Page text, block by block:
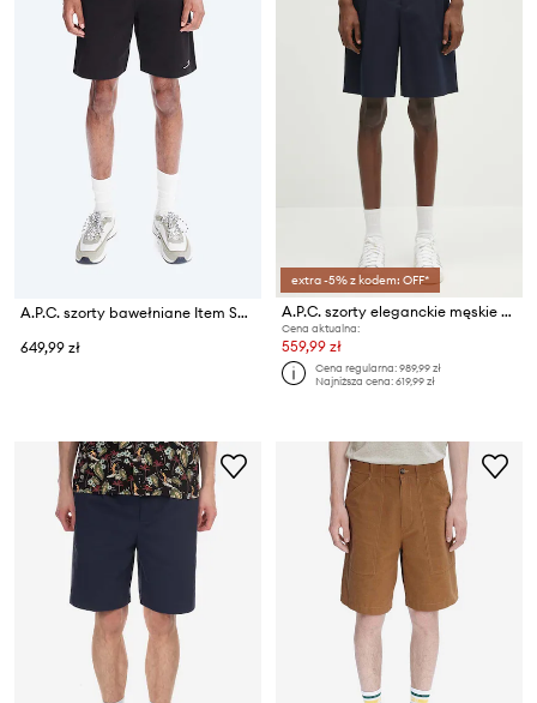
A.P.C. szorty bawełniane Item Short
649,99 zł
extra -5% z kodem: OFF*
A.P.C. szorty eleganckie męskie bawełniane short crew
Cena aktualna:
559,99 zł
Cena regularna:989,99 zł
Najniższa cena:619,99 zł